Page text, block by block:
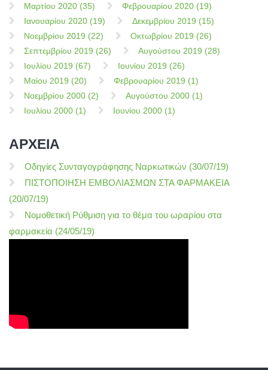
Μαρτίου 2020 (35)
Φεβρουαρίου 2020 (19)
Ιανουαρίου 2020 (19)
Δεκεμβρίου 2019 (15)
Νοεμβρίου 2019 (22)
Οκτωβρίου 2019 (26)
Σεπτεμβρίου 2019 (26)
Αυγούστου 2019 (28)
Ιουλίου 2019 (67)
Ιουνίου 2019 (26)
Μαίου 2019 (20)
Φεβρουαρίου 2019 (1)
Νοεμβρίου 2000 (2)
Αυγούστου 2000 (1)
Ιουλίου 2000 (1)
Ιουνίου 2000 (1)
ΑΡΧΕΙΑ
Οδηγίες Συνταγογράφησης Ναρκωτικών (30/07/19)
ΠΙΣΤΟΠΟΙΗΣΗ ΕΜΒΟΛΙΑΣΜΩΝ ΣΤΑ ΦΑΡΜΑΚΕΙΑ
(20/07/19)
Νομοθετική Ρύθμιση για το θέμα του ωραρίου στα
φαρμακεία (24/05/19)